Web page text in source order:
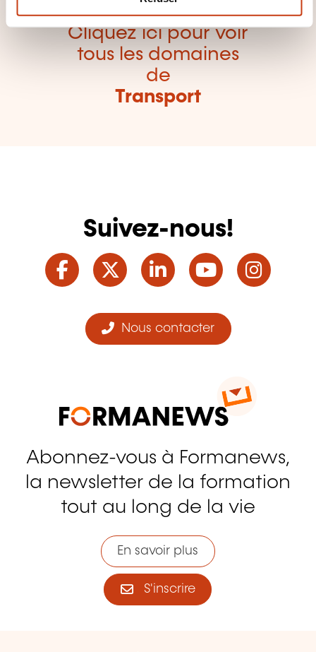
n
Cliquez ici pour voir
tous les domaines
de
Transport
Suivez-nous!
Facebook
TwitterLinkedInYouTube
Nous contacter
Abonnez-vous à Formanews,
la newsletter de la formation
tout au long de la vie
En savoir plus
S'inscrire